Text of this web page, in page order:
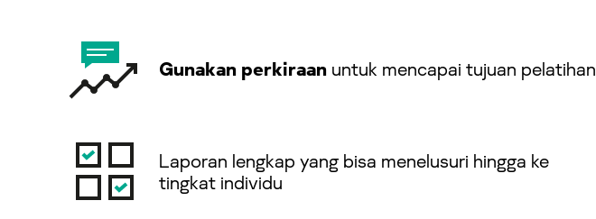
Gunakan perkiraan untuk mencapai tujuan pelatihan
Laporan lengkap yang bisa menelusuri hingga ke
tingkat individu